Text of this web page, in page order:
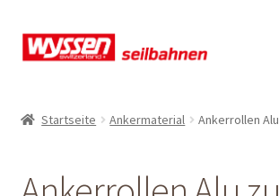
Zur
Navigation
Zum
Inhalt
Kasse
Startseite Ankermaterial Ankerrollen